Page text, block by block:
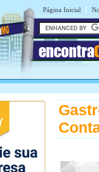
Página Inicial |
encontra